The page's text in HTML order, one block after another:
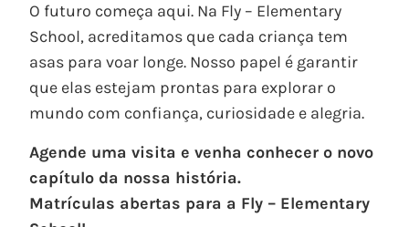
O futuro começa aqui. Na Fly – Elementary
School, acreditamos que cada criança tem
asas para voar longe. Nosso papel é garantir
que elas estejam prontas para explorar o
mundo com confiança, curiosidade e alegria.
Agende uma visita e venha conhecer o novo
capítulo da nossa história.
Matrículas abertas para a Fly – Elementary